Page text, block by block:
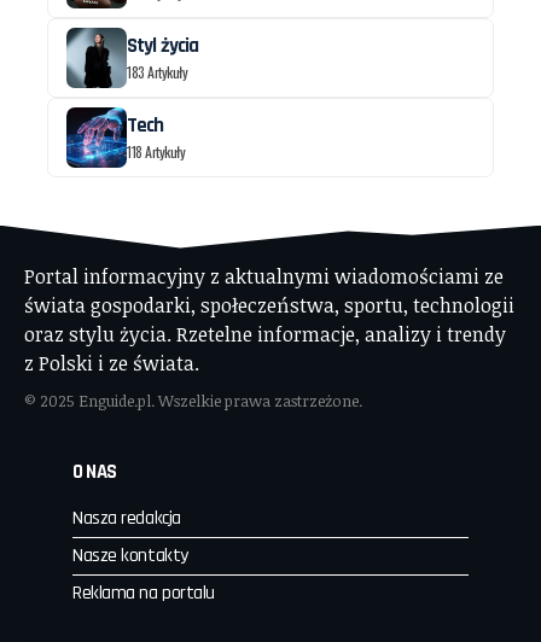
Styl życia
183 Artykuły
Tech
118 Artykuły
Portal informacyjny z aktualnymi wiadomościami ze
świata gospodarki, społeczeństwa, sportu, technologii
oraz stylu życia. Rzetelne informacje, analizy i trendy
z Polski i ze świata.
© 2025 Enguide.pl. Wszelkie prawa zastrzeżone.
O NAS
Nasza redakcja
Nasze kontakty
Reklama na portalu